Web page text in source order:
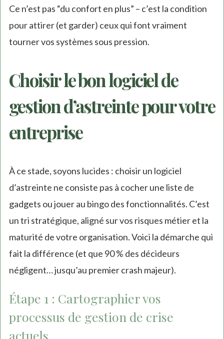
Ce n’est pas “du confort en plus” – c’est la condition
pour attirer (et garder) ceux qui font vraiment
tourner vos systèmes sous pression.
Choisir le bon logiciel de
gestion d’astreinte pour votre
entreprise
À ce stade, soyons lucides : choisir un logiciel
d’astreinte ne consiste pas à cocher une liste de
gadgets ou jouer au bingo des fonctionnalités. C’est
un tri stratégique, aligné sur vos risques métier et la
maturité de votre organisation. Voici la démarche qui
fait la différence (et que 90 % des décideurs
négligent… jusqu’au premier crash majeur).
Étape 1 : Cartographier vos
processus de gestion de crise
actuels